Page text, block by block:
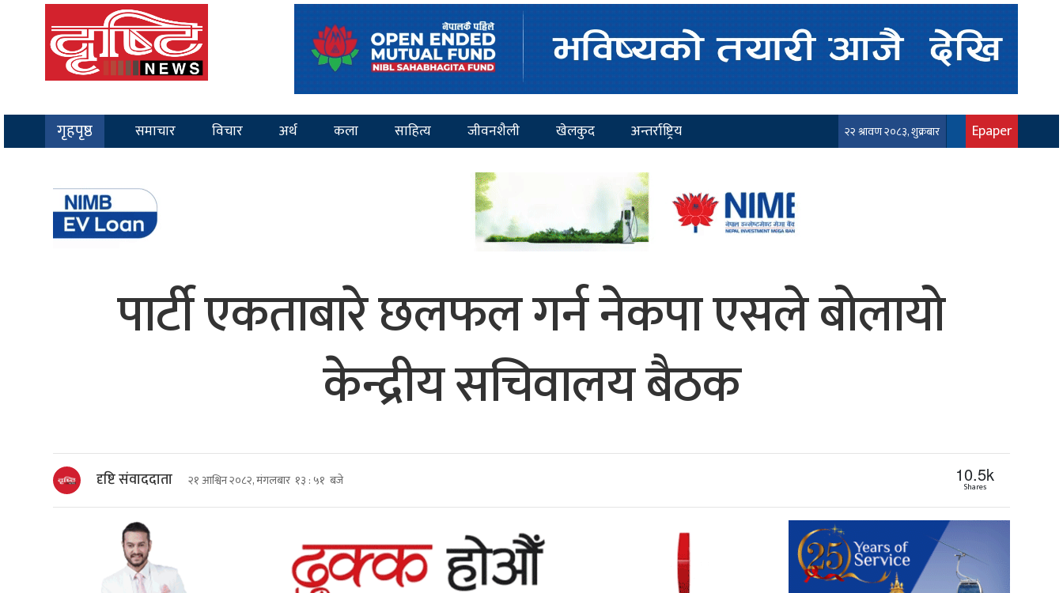
गृहपृष्ठ समाचार विचार अर्थ कला साहित्य जीवनशैली खेलकुद अन्तर्राष्ट्रिय २२ श्रावण २०८३, शुक्रबार Epaper
पार्टी एकताबारे छलफल गर्न नेकपा एसले बोलायो
केन्द्रीय सचिवालय बैठक
दृष्टि संवाददाता २१ आश्विन २०८२, मंगलबार १३ : ५१ बजे 10.5k
Shares